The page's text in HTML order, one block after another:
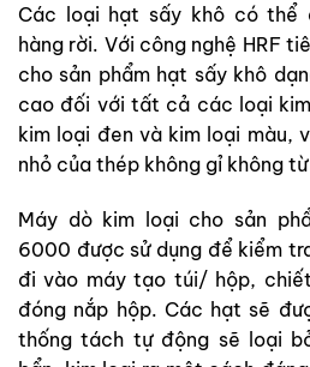
Các loại hạt sấy khô có thể
hàng rời. Với công nghệ HRF
cho sản phẩm hạt sấy khô
cao đối với tất cả các loại
kim loại đen và kim loại màu,
nhỏ của thép không gỉ không
Máy dò kim loại cho sản
6000 được sử dụng để kiểm
đi vào máy tạo túi/ hộp,
đóng nắp hộp. Các hạt sẽ
thống tách tự động sẽ loại